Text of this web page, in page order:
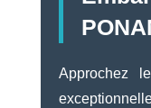
Approchez